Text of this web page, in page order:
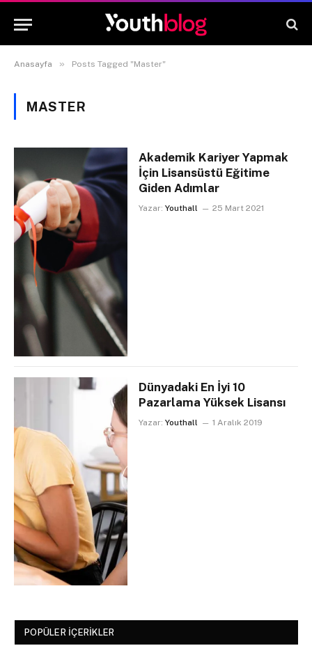
Anasayfa » Posts Tagged "Master"
MASTER
Akademik Kariyer Yapmak
İçin Lisansüstü Eğitime
Giden Adımlar
Yazar: Youthall 25 Mart 2021
Dünyadaki En İyi 10
Pazarlama Yüksek Lisansı
Yazar: Youthall 1 Aralık 2019
POPÜLER İÇERIKLER